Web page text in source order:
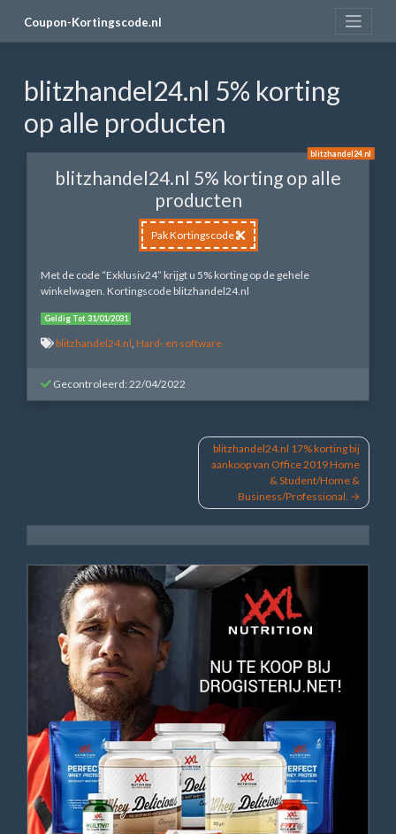
Coupon-Kortingscode.nl
blitzhandel24.nl 5% korting
op alle producten
blitzhandel24.nl
blitzhandel24.nl 5% korting op alle
producten
Pak Kortingscode
Met de code “Exklusiv24” krijgt u 5% korting op de gehele
winkelwagen. Kortingscode blitzhandel24.nl
Geldig Tot 31/01/2031
blitzhandel24.nl Hard- en software
Gecontroleerd: 22/04/2022
blitzhandel24.nl 17% korting bij
aankoop van Office 2019 Home
& Student/Home &
Business/Professional.